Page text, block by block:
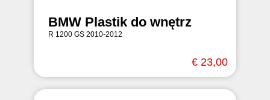
BMW Plastik do wnętrz
R 1200 GS 2010-2012
€ 23,00